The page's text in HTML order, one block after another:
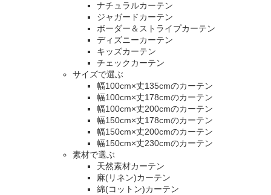
ナチュラルカーテン
ジャガードカーテン
ボーダー＆ストライプカーテン
ディズニーカーテン
キッズカーテン
チェックカーテン
サイズで選ぶ
幅100cm×丈135cmのカーテン
幅100cm×丈178cmのカーテン
幅100cm×丈200cmのカーテン
幅150cm×丈178cmのカーテン
幅150cm×丈200cmのカーテン
幅150cm×丈230cmのカーテン
素材で選ぶ
天然素材カーテン
麻(リネン)カーテン
綿(コットン)カーテン